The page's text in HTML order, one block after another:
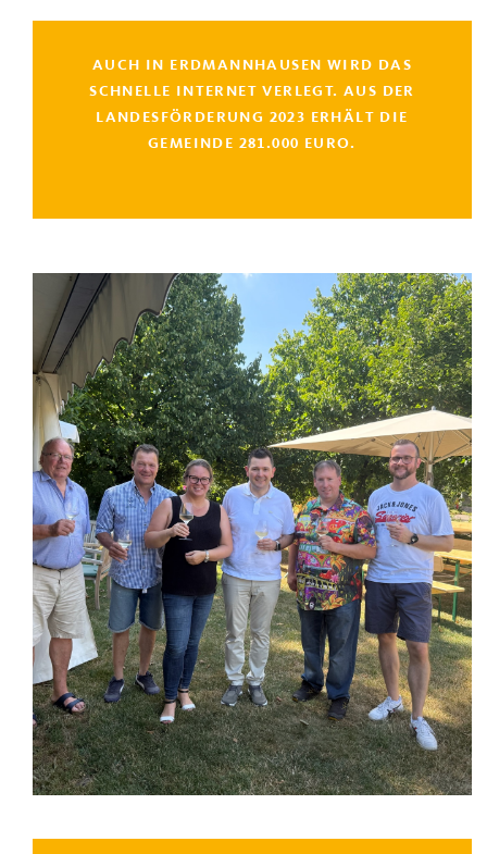
AUCH IN ERDMANNHAUSEN WIRD DAS
SCHNELLE INTERNET VERLEGT. AUS DER
LANDESFÖRDERUNG 2023 ERHÄLT DIE
GEMEINDE 281.000 EURO.